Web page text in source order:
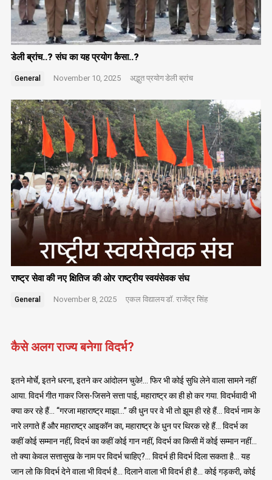
डेली ब्रांच..? संघ का यह प्रयोग कैसा..?
General November 10, 2025 अद्भुत प्रयोगडेली ब्रांच
राष्ट्र सेवा की नए क्षितिज की ओर राष्ट्रीय स्वयंसेवक संघ
General November 8, 2025 एकल विद्यालयडॉ. राजेंद्र सिंह
कैसे अलग राज्य बनेगा विदर्भ?
इतने मोर्चे, इतने धरना, इतने कर आंदोलन चुके!… फिर भी कोई सुधि लेने वाला सामने नहीं
आया. विदर्भ गीत गाकर जिस-जिसने सत्ता पाई, महाराष्ट्र का ही हो कर गया. विदर्भवादी भी
क्या कर रहे हैं… “गरजा महाराष्ट्र माझा…” की धुन पर वे भी तो झूम ही रहे हैं… विदर्भ नाम के
नारे लगाते हैं और महाराष्ट्र आइकॉन का, महाराष्ट्र के धुन पर थिरक रहे हैं… विदर्भ का
कहीं कोई सम्मान नहीं, विदर्भ का कहीं कोई गान नहीं, विदर्भ का किसी में कोई सम्मान नहीं…
तो क्या केवल सत्तासुख के नाम पर विदर्भ चाहिए?… विदर्भ ही विदर्भ दिला सकता है… यह
जान लो कि विदर्भ देने वाला भी विदर्भ है… दिलाने वाला भी विदर्भ ही है… कोई गड़करी, कोई